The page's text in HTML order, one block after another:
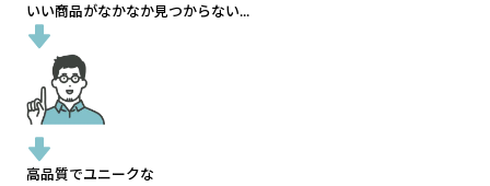
いい商品がなかなか見つからない...
高品質でユニークな